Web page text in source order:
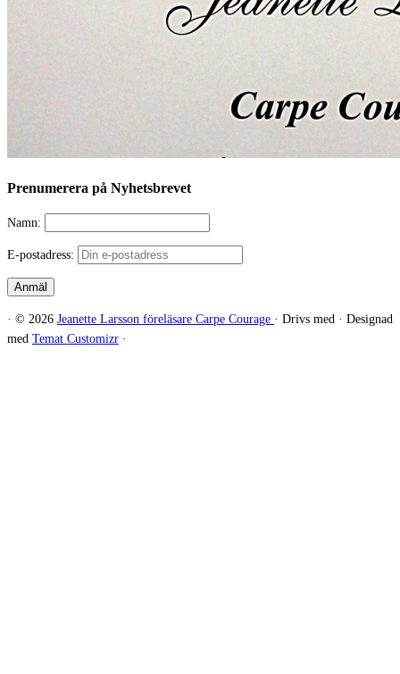
Prenumerera på Nyhetsbrevet
Namn:
E-postadress:
· © 2026 Jeanette Larsson föreläsare Carpe Courage · Drivs med · Designad
med Temat Customizr ·